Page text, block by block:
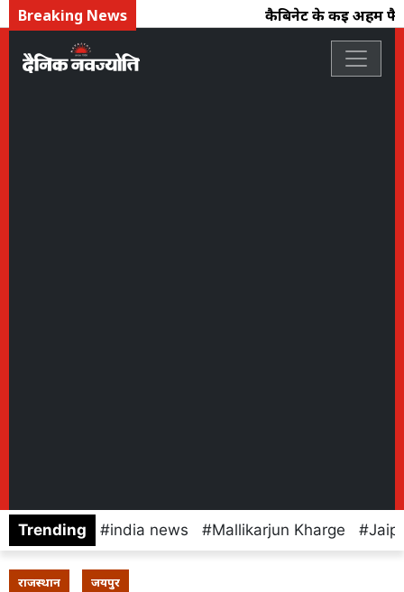
Breaking News कैबिनेट के कई अहम
Trending india news Mallikarjun Kharge
राजस्थान जयपुर